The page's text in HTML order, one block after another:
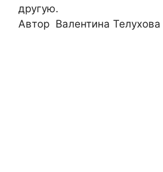
другую.
Автор Валентина Телухова